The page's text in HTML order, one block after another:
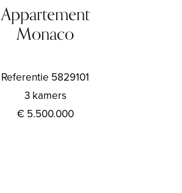
Appartement
Monaco
Referentie 5829101
3 kamers
€ 5.500.000